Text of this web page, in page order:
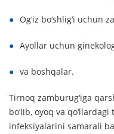
Og‘iz bo‘shlig‘i uchun
Ayollar uchun
va boshqalar.
Tirnoq zamburug‘iga
bo‘lib, oyoq va
infeksiyalarini samarali